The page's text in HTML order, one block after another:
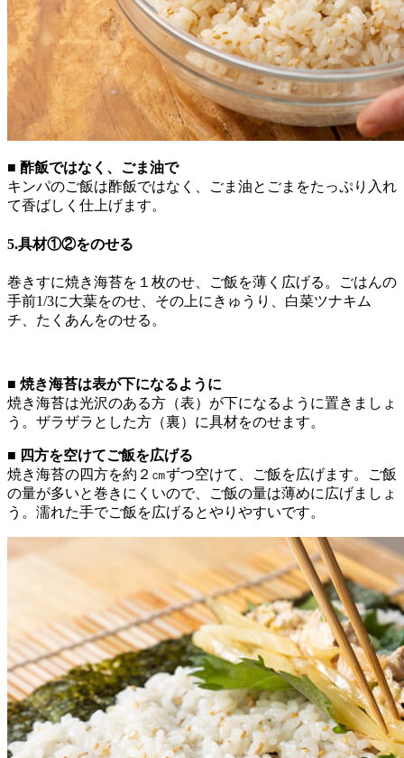
■ 酢飯ではなく、ごま油で
キンパのご飯は酢飯ではなく、ごま油とごまをたっぷり入れ
て香ばしく仕上げます。
5.具材①②をのせる
巻きすに焼き海苔を１枚のせ、ご飯を薄く広げる。ごはんの
手前1/3に大葉をのせ、その上にきゅうり、白菜ツナキム
チ、たくあんをのせる。
■ 焼き海苔は表が下になるように
焼き海苔は光沢のある方（表）が下になるように置きましょ
う。ザラザラとした方（裏）に具材をのせます。
■ 四方を空けてご飯を広げる
焼き海苔の四方を約２㎝ずつ空けて、ご飯を広げます。ご飯
の量が多いと巻きにくいので、ご飯の量は薄めに広げましょ
う。濡れた手でご飯を広げるとやりやすいです。